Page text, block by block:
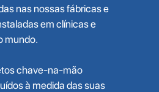
nas nossas fábricas e
em clínicas e
mundo.
chave-na-mão
à medida das suas